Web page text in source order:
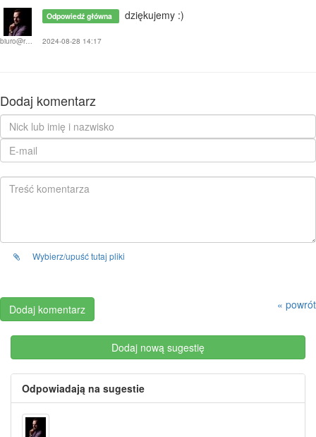
biuro@retusz-fotografii.com
Odpowiedź główna dziękujemy :)
2024-08-28 14:17
Dodaj komentarz
Wybierz/upuść tutaj pliki
« powrót
Dodaj nową sugestię
Odpowiadają na sugestie